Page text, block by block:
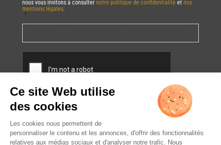
nous vous invitons à consulter notre politique de confidentialité et nos
mentions légales.
*